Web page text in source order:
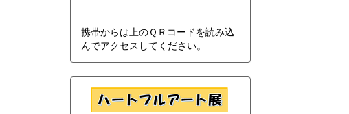
携帯からは上のＱＲコードを読み込
んでアクセスしてください。